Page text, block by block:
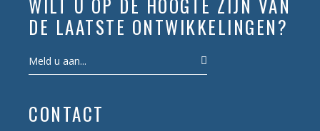
DE LAATSTE ONTWIKKELINGEN?
CONTACT